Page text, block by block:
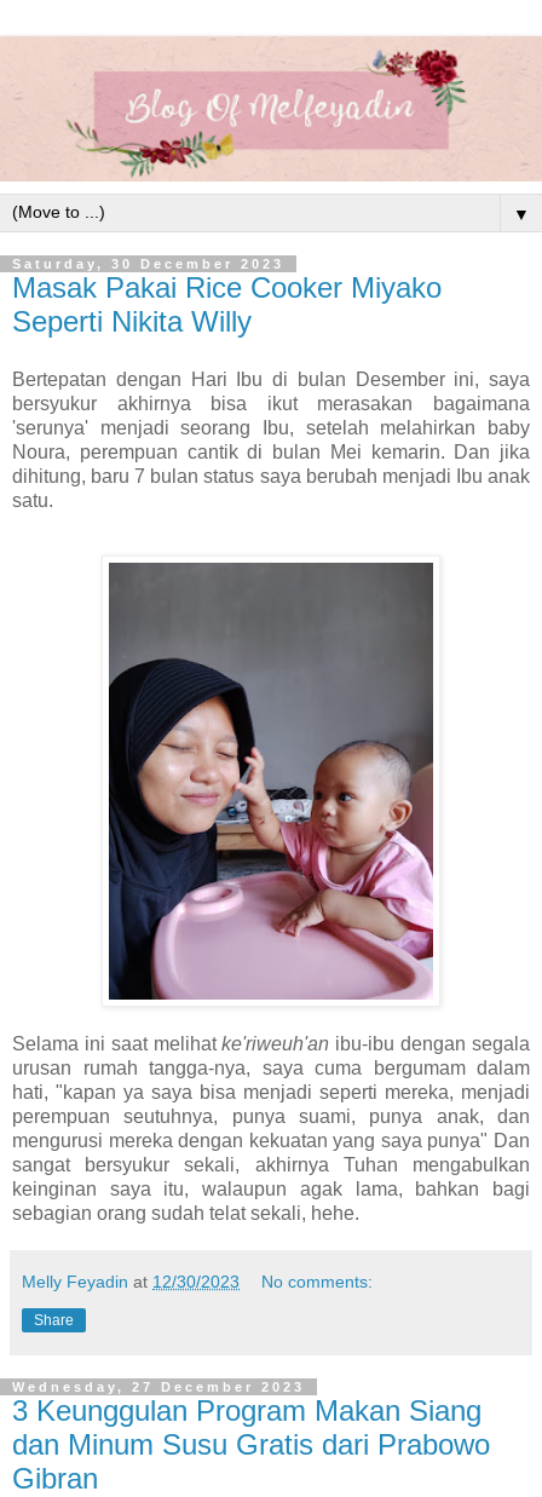
▼
Saturday, 30 December 2023
Masak Pakai Rice Cooker Miyako
Seperti Nikita Willy
Bertepatan dengan Hari Ibu di bulan Desember ini, saya
bersyukur akhirnya bisa ikut merasakan bagaimana
'serunya' menjadi seorang Ibu, setelah melahirkan baby
Noura, perempuan cantik di bulan Mei kemarin. Dan jika
dihitung, baru 7 bulan status saya berubah menjadi Ibu anak
satu.
Selama ini saat melihatke'riweuh'an ibu-ibu dengan segala
urusan rumah tangga-nya, saya cuma bergumam dalam
hati, "kapan ya saya bisa menjadi seperti mereka, menjadi
perempuan seutuhnya, punya suami, punya anak, dan
mengurusi mereka dengan kekuatan yang saya punya" Dan
sangat bersyukur sekali, akhirnya Tuhan mengabulkan
keinginan saya itu, walaupun agak lama, bahkan bagi
sebagian orang sudah telat sekali, hehe.
Melly Feyadin at 12/30/2023 No comments:
Share
Wednesday, 27 December 2023
3 Keunggulan Program Makan Siang
dan Minum Susu Gratis dari Prabowo
Gibran